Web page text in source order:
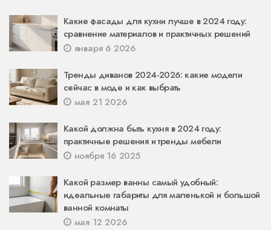
Какие фасады для кухни лучше в 2024 году:
сравнение материалов и практичных решений
января 6 2026
Тренды диванов 2024-2026: какие модели
сейчас в моде и как выбрать
мая 21 2026
Какой должна быть кухня в 2024 году:
практичные решения и тренды мебели
ноября 16 2025
Какой размер ванны самый удобный:
идеальные габариты для маленькой и большой
ванной комнаты
мая 12 2026